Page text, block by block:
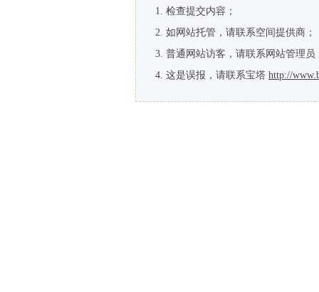
检查提交内容；
如网站托管，请联系空间提供商；
普通网站访客，请联系网站管理员
这是误报，请联系宝塔 http://